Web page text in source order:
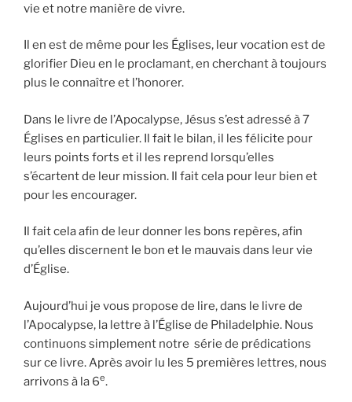
vie et notre manière de vivre.
Il en est de même pour les Églises, leur vocation est de
glorifier Dieu en le proclamant, en cherchant à toujours
plus le connaître et l’honorer.
Dans le livre de l’Apocalypse, Jésus s’est adressé à 7
Églises en particulier. Il fait le bilan, il les félicite pour
leurs points forts et il les reprend lorsqu’elles
s’écartent de leur mission. Il fait cela pour leur bien et
pour les encourager.
Il fait cela afin de leur donner les bons repères, afin
qu’elles discernent le bon et le mauvais dans leur vie
d’Église.
Aujourd’hui je vous propose de lire, dans le livre de
l’Apocalypse, la lettre à l’Église de Philadelphie. Nous
continuons simplement notre série de prédications
sur ce livre. Après avoir lu les 5 premières lettres, nous
arrivons à la 6e.